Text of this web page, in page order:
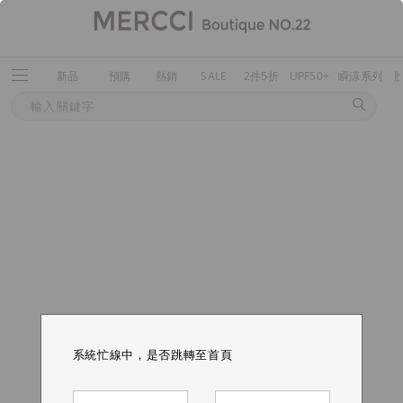
新品 預購 熱銷 SALE 2件5折 UPF50+ 瞬涼系列
系統忙線中，是否跳轉至首頁
系統忙線中，是否跳轉至首頁
系統忙線中，是否跳轉至首頁
系統忙線中，是否跳轉至首頁
系統忙線中，是否跳轉至首頁